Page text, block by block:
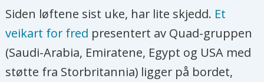
Siden løftene sist uke, har lite skjedd. Et
veikart for fred presentert av Quad-gruppen
(Saudi-Arabia, Emiratene, Egypt og USA med
støtte fra Storbritannia) ligger på bordet,